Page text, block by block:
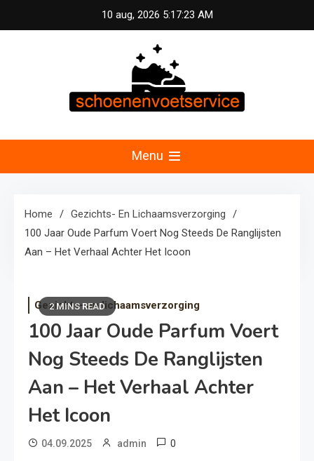
to
10 aug, 2026 5:17:23 AM
Schoenen &
Voetservice –
Schoonheid en
Fitness voor Uw
Voeten
Professionele pedicure, schoenmassage en
fitnessconsultatie voor optimale voetverzorging en
Menu
Home
Gezichts- En Lichaamsverzorging
100 Jaar Oude Parfum Voert Nog Steeds De Ranglijsten
Aan – Het Verhaal Achter Het Icoon
2 MINS READ
Gezichts- en lichaamsverzorging
100 Jaar Oude Parfum Voert
Nog Steeds De Ranglijsten
Aan – Het Verhaal Achter
Het Icoon
04.09.2025 admin 0